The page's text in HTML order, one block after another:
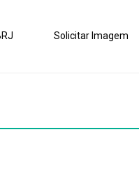
Solicitar Imagem